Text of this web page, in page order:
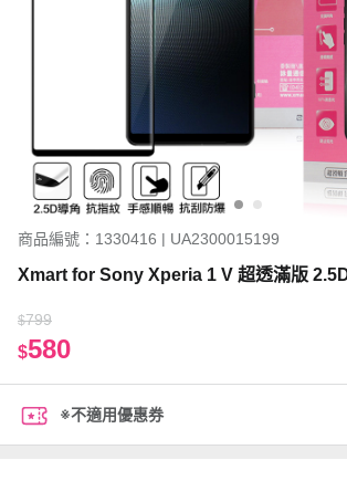
商品編號：1330416 | UA2300015199
Xmart for Sony Xperia 1 V 超透滿版
$799
$580
※不適用優惠券